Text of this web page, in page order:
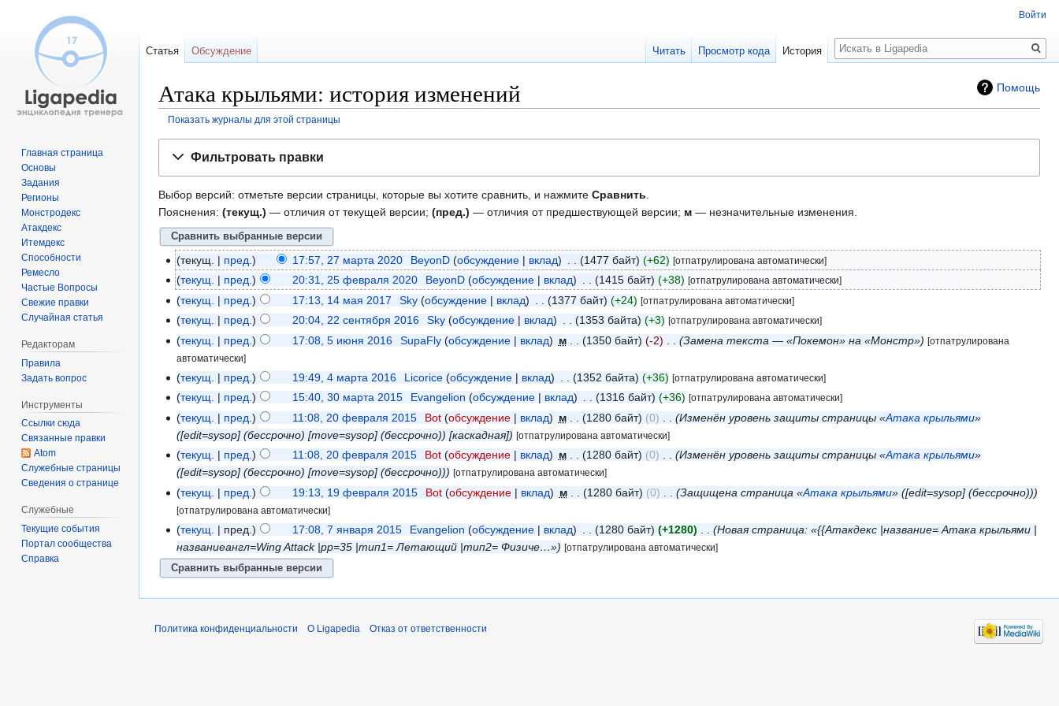
Помощь
Атака крыльями: история изменений
Показать журналы для этой страницы
Фильтровать правки
Выбор версий: отметьте версии страницы, которые вы хотите сравнить, и нажмите Сравнить
Пояснения: (текущ.) — отличия от текущей версии; (пред.) — отличия от предшествующей версии; м — незначительные изменения.
текущ. пред. 17:57, 27 марта 2020 BeyonD обсуждение вклад 1477 байт +62 [отпатрулирована автоматически]
текущ. пред. 20:31, 25 февраля 2020 BeyonD обсуждение вклад 1415 байт +38 [отпатрулирована автоматически]
текущ. пред. 17:13, 14 мая 2017 Sky обсуждение вклад 1377 байт +24 [отпатрулирована автоматически]
текущ. пред. 20:04, 22 сентября 2016 Sky обсуждение вклад 1353 байта +3 [отпатрулирована автоматически]
текущ. пред. 17:08, 5 июня 2016 SupaFly обсуждение вклад м 1350 байт -2 Замена текста — «Покемон» на «Монстр»
[отпатрулирована
автоматически]
текущ. пред. 19:49, 4 марта 2016 Licorice обсуждение вклад 1352 байта +36 [отпатрулирована автоматически]
текущ. пред. 15:40, 30 марта 2015 Evangelion обсуждение вклад 1316 байт +36 [отпатрулирована автоматически]
текущ. пред. 11:08, 20 февраля 2015 Bot обсуждение вклад м 1280 байт 0 Изменён уровень защиты страницы «Атака крыльями»
(‎[edit=sysop] (бессрочно) ‎[move=sysop] (бессрочно)) [каскадная]
[отпатрулирована автоматически]
текущ. пред. 11:08, 20 февраля 2015 Bot обсуждение вклад м 1280 байт 0 Изменён уровень защиты страницы «Атака крыльями»
(‎[edit=sysop] (бессрочно) ‎[move=sysop] (бессрочно))
[отпатрулирована автоматически]
текущ. пред. 19:13, 19 февраля 2015 Bot обсуждение вклад м 1280 байт 0 Защищена страница «Атака крыльями» (‎[edit=sysop] (бессрочно))
[отпатрулирована автоматически]
текущ. пред. 17:08, 7 января 2015 Evangelion обсуждение вклад 1280 байт +1280
Новая страница: «{{Атакдекс |название= Атака крыльями |
названиеангл=Wing Attack |pp=35 |тип1= Летающий |тип2= Физиче…»
[отпатрулирована автоматически]
Войти
Статья Обсуждение Читать Просмотр кода История
Поиск
Главная страница
Основы
Задания
Регионы
Монстродекс
Атакдекс
Итемдекс
Способности
Ремесло
Частые Вопросы
Свежие правки
Случайная статья
Редакторам
Правила
Задать вопрос
Инструменты
Ссылки сюда
Связанные правки
Atom
Служебные страницы
Сведения о странице
Служебные
Текущие события
Портал сообщества
Справка
Политика конфиденциальности О Ligapedia Отказ от ответственности